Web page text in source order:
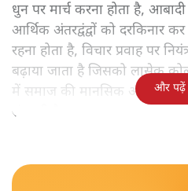
धुन पर मार्च करना होता है,
आर्थिक अंतरद्वंद्वों को दरकिनार
रहना होता है, विचार प्रवाह पर
बढ़ाया जाता है जिसको लासेक
में समाज की मानसिक और नैतिक
संज्ञा दी है।
और पढ़ें